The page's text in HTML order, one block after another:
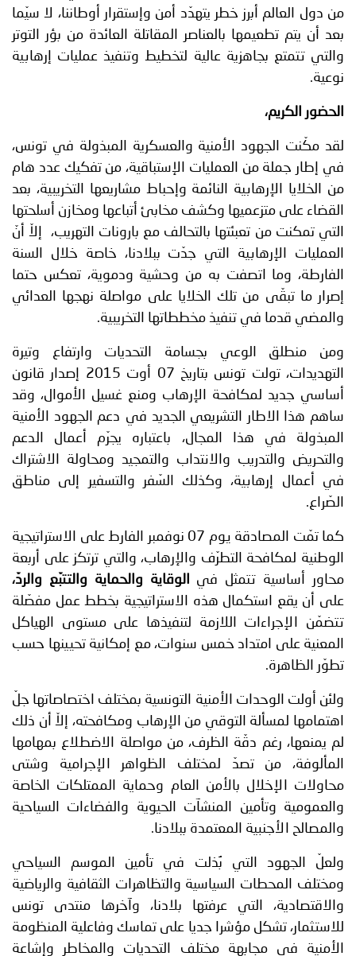
من دول العالم أبرز خطر يتهدّد أمن وإستقرار أوطاننا، لا سيّما
بعد أن يتم تطعيمها بالعناصر المقاتلة العائدة من بؤر التوتر
والتي تتمتع بجاهزية عالية لتخطيط وتنفيذ عمليات إرهابية
نوعية.
الحضور الكريم،
لقد مكّنت الجهود الأمنية والعسكرية المبذولة في تونس،
في إطار جملة من العمليات الإستباقية، من تفكيك عدد هام
من الخلايا الإرهابية النائمة وإحباط مشاريعها التخريبية، بعد
القضاء على متزعميها وكشف مخابئ أتباعها ومخازن أسلحتها
التي تمكنت من تعبئتها بالتحالف مع بارونات التهريب، إلاّ أنّ
العمليات الإرهابية التي جدّت ببلادنا، خاصة خلال السنة
الفارطة، وما اتصفت به من وحشية ودموية، تعكس حتما
إصرار ما تبقّى من تلك الخلايا على مواصلة نهجها العدائي
والمضي قدما في تنفيذ مخططاتها التخريبية.
ومن منطلق الوعي بجسامة التحديات وارتفاع وتيرة
التهديدات، تولت تونس بتاريخ 07 أوت 2015 إصدار قانون
أساسي جديد لمكافحة الإرهاب ومنع غسيل الأموال، وقد
ساهم هذا الاطار التشريعي الجديد في دعم الجهود الأمنية
المبذولة في هذا المجال، باعتباره يجرّم أعمال الدعم
والتحريض والتدريب والانتداب والتمجيد ومحاولة الاشتراك
في أعمال إرهابية، وكذلك السّفر والتسفير إلى مناطق
الصّراع.
كما تمّت المصادقة يوم 07 نوفمبر الفارط على الاستراتيجية
الوطنية لمكافحة التطرّف والإرهاب، والتي ترتكز على أربعة
محاور أساسية تتمثل في الوقاية والحماية والتتبّع والردّ،
على أن يقع استكمال هذه الاستراتيجية بخطط عمل مفصّلة
تتضمّن الإجراءات اللازمة لتنفيذها على مستوى الهياكل
المعنية على امتداد خمس سنوات، مع إمكانية تحيينها حسب
تطوّر الظاهرة.
ولئن أولت الوحدات الأمنية التونسية بمختلف اختصاصاتها جلّ
اهتمامها لمسألة التوقي من الإرهاب ومكافحته، إلاّ أن ذلك
لم يمنعها، رغم دقّة الظرف، من مواصلة الاضطلاع بمهامها
المألوفة، من تصدّ لمختلف الظواهر الإجرامية وشتى
محاولات الإخلال بالأمن العام وحماية الممتلكات الخاصة
والعمومية وتأمين المنشآت الحيوية والفضاءات السياحية
والمصالح الأجنبية المعتمدة ببلادنا.
ولعلّ الجهود التي بُذلت في تأمين الموسم السياحي
ومختلف المحطات السياسية والتظاهرات الثقافية والرياضية
والاقتصادية، التي عرفتها بلادنا، وآخرها منتدى تونس
للاستثمار، تشكل مؤشرا جديا على تماسك وفاعلية المنظومة
الأمنية في مجابهة مختلف التحديات والمخاطر وإشاعة